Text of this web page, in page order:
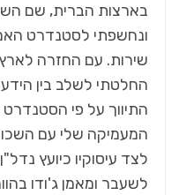
בארצות הברית, שם
ונחשפתי לסטנדרט
שירות. עם החזרה
החלטתי לשלב בין
התיווך על פי הסטנדרט
המעמיקה שלי עם
לצד עיסוקיו כיועץ
לשעבר ומאמן ג'ודו